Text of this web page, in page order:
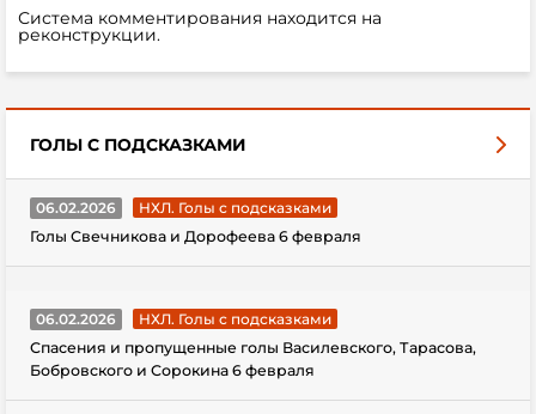
Система комментирования находится на
реконструкции.
ГОЛЫ С ПОДСКАЗКАМИ
06.02.2026
НХЛ. Голы с подсказками
Голы Свечникова и Дорофеева 6 февраля
06.02.2026
НХЛ. Голы с подсказками
Спасения и пропущенные голы Василевского, Тарасова,
Бобровского и Сорокина 6 февраля